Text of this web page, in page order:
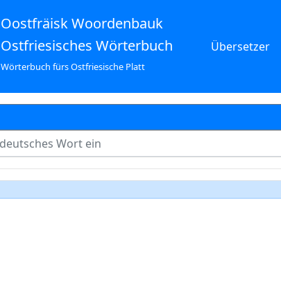
Oostfräisk Woordenbauk
Ostfriesisches Wörterbuch
Wörterbuch fürs Ostfriesische Platt
Übersetzer